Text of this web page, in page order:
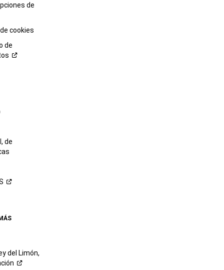
de
cookies
de
de
del Limón,